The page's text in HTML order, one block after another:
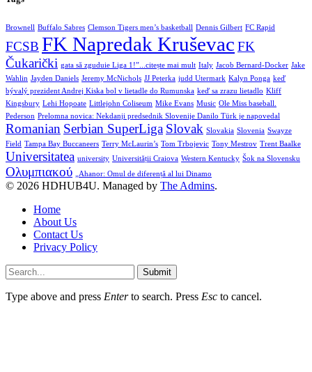
Brownell Buffalo Sabres Clemson Tigers men’s basketball Dennis Gilbert FC Rapid
FCSB FK Napredak Kruševac FK
Čukarički gata să zguduie Liga 1!”...citește mai mult Italy Jacob Bernard-Docker Jake
Wahlin Jayden Daniels Jeremy McNichols JJ Peterka judd Utermark Kalyn Ponga keď
bývalý prezident Andrej Kiska bol v lietadle do Rumunska keď sa zrazu lietadlo Kliff
Kingsbury Lehi Hopoate Littlejohn Coliseum Mike Evans Music Ole Miss baseball.
Pederson Prelomna novica: Nekdanji predsednik Slovenije Danilo Türk je napovedal
Romanian Serbian SuperLiga Slovak Slovakia Slovenia Swayze
Field Tampa Bay Buccaneers Terry McLaurin’s Tom Trbojevic Tony Mestrov Trent Baalke
Universitatea university Universității Craiova Western Kentucky Šok na Slovensku
Ολυμπιακού „Ahanor: Omul de diferență al lui Dinamo
© 2026 HDHUB4U. Managed by The Admins.
Home
About Us
Contact Us
Privacy Policy
Submit
Type above and press Enterto search. Press Esc to cancel.